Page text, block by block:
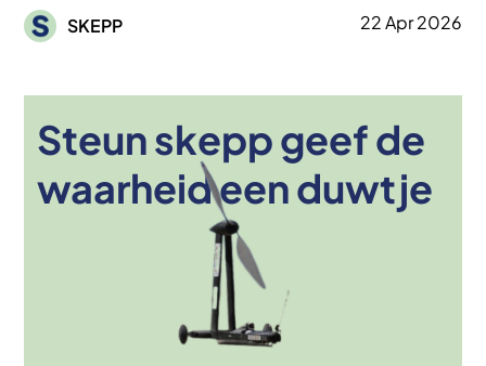
Afbeelding
SKEPP 22 Apr 2026
Steun skepp geef de
waarheid een duwtje
Afbeelding